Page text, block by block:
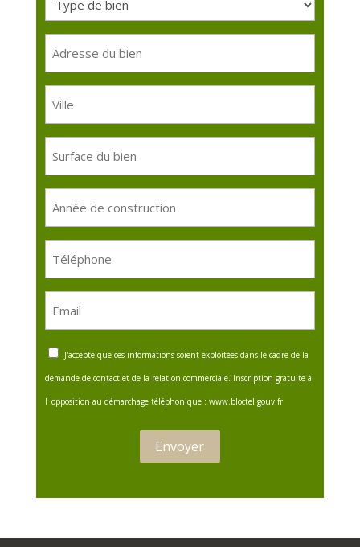
de
bien
bien
construction
(Nécessaire)
RGPDJ'accepte que ces informations soient exploitées dans le cadre de la
demande de contact et de la relation commerciale. Inscription gratuite à
l 'opposition au démarchage téléphonique : www.bloctel.gouv.fr